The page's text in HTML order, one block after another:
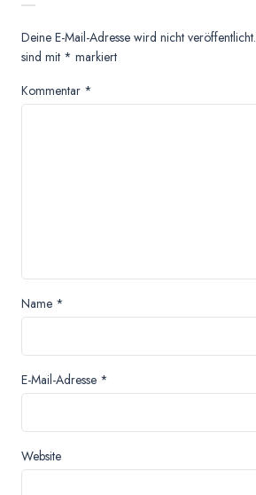
Deine E-Mail-Adresse wird nicht veröffentlicht.
sind mit * markiert
Kommentar *
Name *
E-Mail-Adresse *
Website